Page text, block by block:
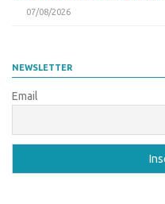
Eventos
Agenda AUSPIN
07/08/2026
NEWSLETTER
Email